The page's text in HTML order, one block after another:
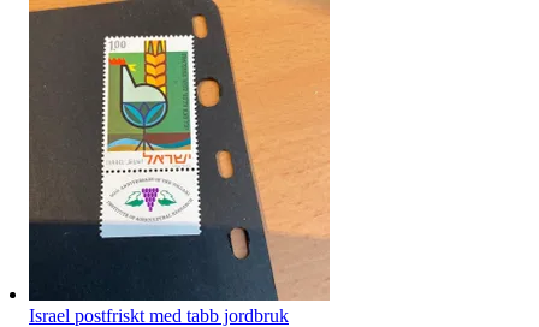
Israel postfriskt med tabb jordbruk